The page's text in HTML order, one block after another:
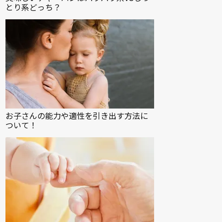
とり系どっち？
お子さんの能力や適性を引き出す方法に
ついて！